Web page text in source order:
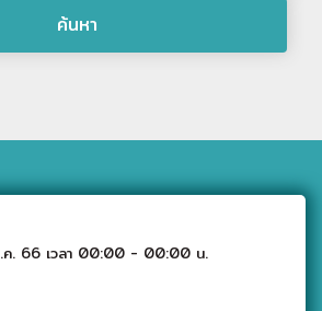
ค้นหา
. 66 เวลา 00:00 - 00:00 น.